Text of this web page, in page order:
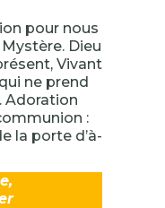
pour nous
Dieu
Vivant
ne prend
Adoration
:
la porte d’à-